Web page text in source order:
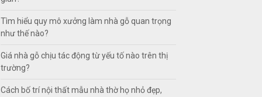
Tìm hiểu quy mô xưởng làm nhà gỗ quan trọng
như thế nào?
Giá nhà gỗ chịu tác động từ yếu tố nào trên thị
trường?
Cách bố trí nội thất mẫu nhà thờ họ nhỏ đẹp,